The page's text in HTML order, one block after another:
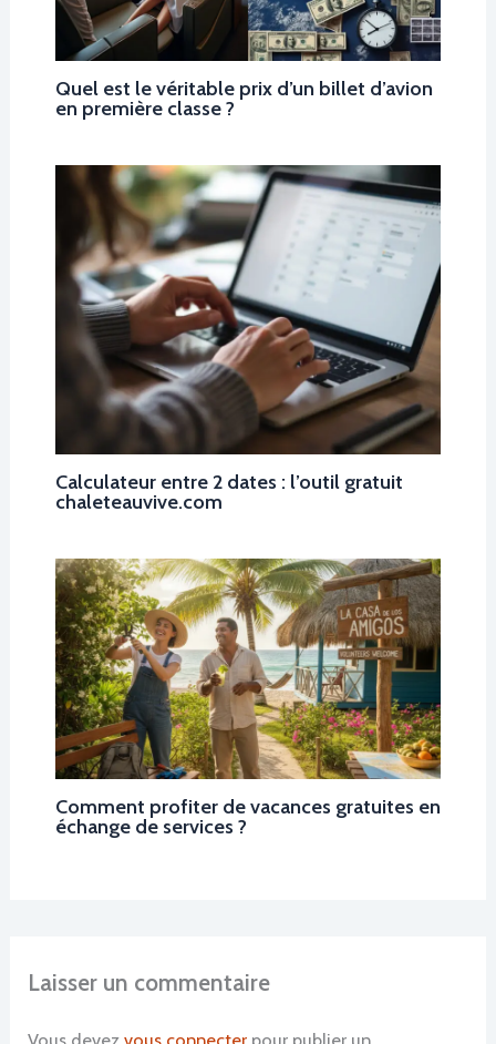
Quel est le véritable prix d’un billet d’avion
en première classe ?
Calculateur entre 2 dates : l’outil gratuit
chaleteauvive.com
Comment profiter de vacances gratuites en
échange de services ?
Laisser un commentaire
Vous devezvous connecter pour publier un